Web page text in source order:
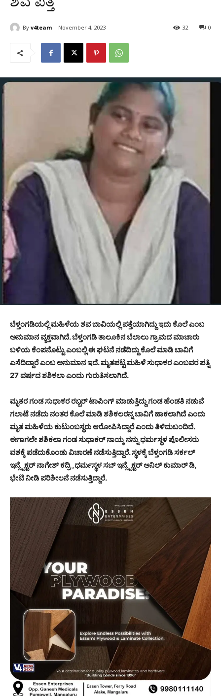
By v4team November 4, 2023 0
32
ಬೆಳ್ತಂಗಡಿಯಲ್ಲಿ ಮಹಿಳೆಯ ಶವ ಬಾವಿಯಲ್ಲಿ ಪತ್ತೆಯಾಗಿದ್ದು ಇದು ಕೊಲೆ ಎಂಬ
ಅನುಮಾನ ವ್ಯಕ್ತವಾಗಿದೆ. ಬೆಳ್ತಂಗಡಿ ತಾಲೂಕಿನ ಬೆಲಾಲು ಗ್ರಾಮದ ಮಾಚಾರು
ಬಳಿಯ ಕೆಂಪನೊಟ್ಟು ಎಂಬಲ್ಲಿ ಈ ಘಟನೆ ನಡೆದಿದ್ದು ಕೊಲೆ ಮಾಡಿ ಬಾವಿಗೆ
ಎಸೆದಿದ್ದಾರೆ ಎಂಬ ಅನುಮಾನ ಇದೆ. ಮೃತಪಟ್ಟ ಮಹಿಳೆ ಸುಧಾಕರ ಎಂಬವರ ಪತ್ನಿ
27 ವರ್ಷದ ಶಶಿಕಲಾ ಎಂದು ಗುರುತಿಸಲಾಗಿದೆ.
ಮೃತರ ಗಂಡ ಸುಧಾಕರ ರಬ್ಬರ್ ಟಾಪಿಂಗ್ ಮಾಡುತ್ತಿದ್ದು ಗಂಡ ಹೆಂಡತಿ ನಡುವೆ
ಗಲಾಟೆ ನಡೆದು ನಂತರ ಕೊಲೆ ಮಾಡಿ ಶಶಿಕಲರನ್ನ ಬಾವಿಗೆ ಹಾಕಲಾಗಿದೆ ಎಂದು
ಮೃತ ಮಹಿಳೆಯ ಕುಟುಂಬಸ್ಥರು ಆರೋಪಿಸಿದ್ದಾರೆ ಎಂದು ತಿಳಿದುಬಂದಿದೆ.
ಈಗಾಗಲೇ ಶಶಿಕಲಾ ಗಂಡ ಸುಧಾಕರ್ ನಾಯ್ಕ ನನ್ನು ಧರ್ಮಸ್ಥಳ ಪೊಲೀಸರು
ವಶಕ್ಕೆ ಪಡೆದುಕೊಂಡು ವಿಚಾರಣೆ ನಡೆಸುತ್ತಿದ್ದಾರೆ. ಸ್ಥಳಕ್ಕೆ ಬೆಳ್ತಂಗಡಿ ಸರ್ಕಲ್
ಇನ್ಸ್ಪೆಕ್ಟರ್ ನಾಗೇಶ್ ಕದ್ರಿ ,ಧರ್ಮಸ್ಥಳ ಸಬ್ ಇನ್ಸ್ಪೆಕ್ಟರ್ ಅನಿಲ್ ಕುಮಾರ್ ಡಿ,
ಭೇಟಿ ನೀಡಿ ಪರಿಶೀಲನೆ ನಡೆಸುತ್ತಿದ್ದಾರೆ.